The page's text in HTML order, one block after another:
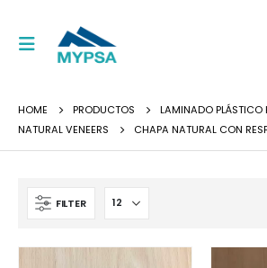
HOME PRODUCTOS
LAMINADO PLÁSTICO
NATURAL VENEERS
CHAPA NATURAL CON
FILTER